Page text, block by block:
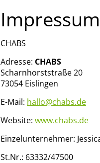
Impressum
CHABS
Adresse: CHABS
Scharnhorststraße 20
73054 Eislingen
E-Mail: hallo@chabs.de
Website: www.chabs.de
Einzelunternehmer:
St.Nr.: 63332/47500